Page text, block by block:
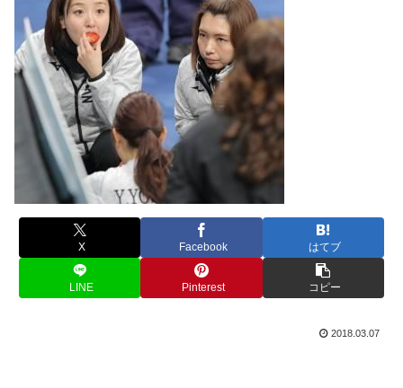
X Facebook はてブ
LINE Pinterest コピー
2018.03.07